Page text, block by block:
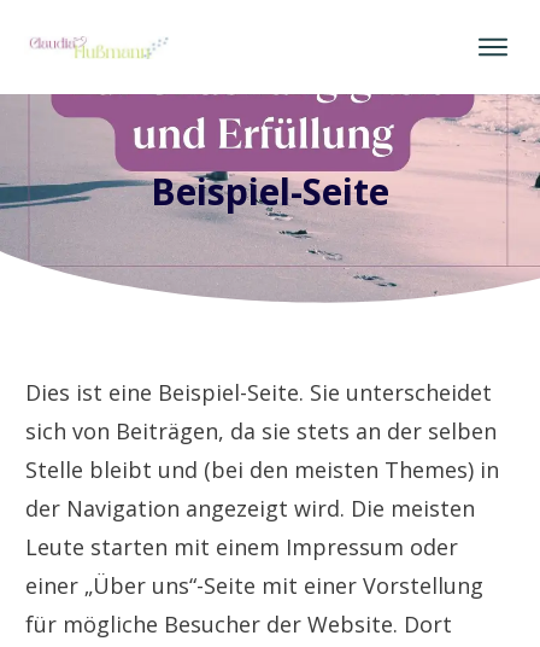
Beispiel-Seite
Dies ist eine Beispiel-Seite. Sie unterscheidet
sich von Beiträgen, da sie stets an der selben
Stelle bleibt und (bei den meisten Themes) in
der Navigation angezeigt wird. Die meisten
Leute starten mit einem Impressum oder
einer „Über uns“-Seite mit einer Vorstellung
für mögliche Besucher der Website. Dort